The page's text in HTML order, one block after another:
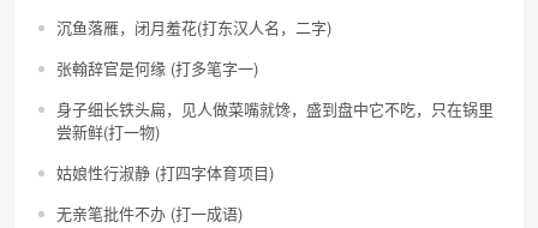
沉鱼落雁，闭月羞花(打东汉人名，二字)
张翰辞官是何缘 (打多笔字一)
身子细长铁头扁，见人做菜嘴就馋，盛到盘中它不吃，只在锅里
尝新鲜(打一物)
姑娘性行淑静 (打四字体育项目)
无亲笔批件不办 (打一成语)